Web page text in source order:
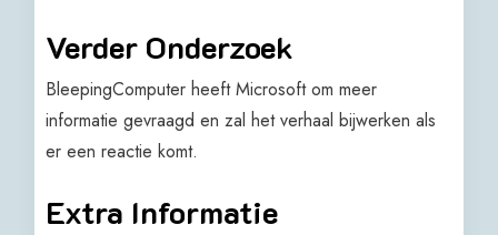
Verder Onderzoek
BleepingComputer heeft Microsoft om meer
informatie gevraagd en zal het verhaal bijwerken als
er een reactie komt.
Extra Informatie